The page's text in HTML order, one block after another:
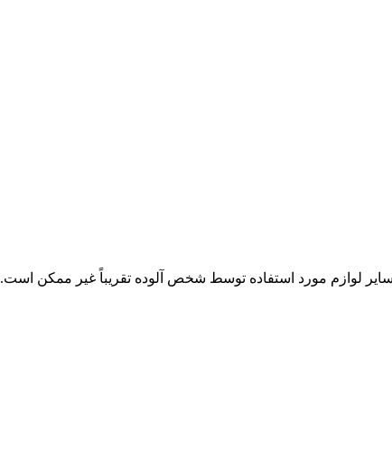
لوازم مورد استفاده توسط شخص آلوده تقریباً غیر ممکن است.